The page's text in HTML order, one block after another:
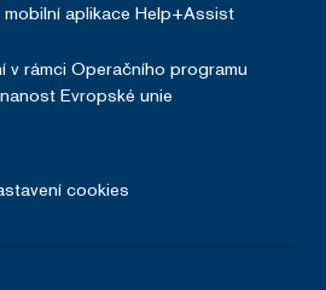
mobilní aplikace Help+Assist
v rámci Operačního programu
Evropské unie
cookies